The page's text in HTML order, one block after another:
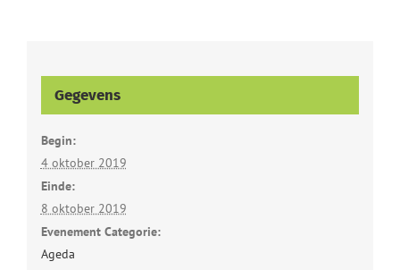
Gegevens
Begin:
4 oktober 2019
Einde:
8 oktober 2019
Evenement Categorie:
Ageda